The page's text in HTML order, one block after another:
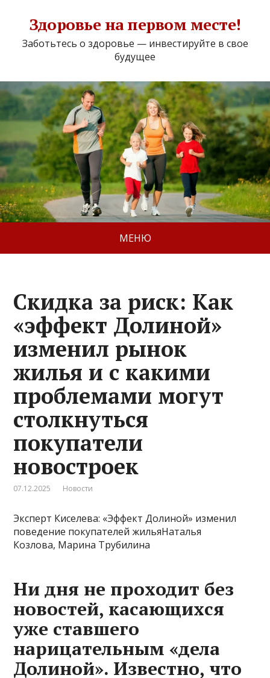
Здоровье на первом месте!
Заботьтесь о здоровье — инвестируйте в свое
будущее
МЕНЮ
Скидка за риск: Как
«эффект Долиной»
изменил рынок
жилья и с какими
проблемами могут
столкнуться
покупатели
новостроек
07.12.2025 Новости
Эксперт Киселева: «Эффект Долиной» изменил
поведение покупателей жильяНаталья
Козлова, Марина Трубилина
Ни дня не проходит без
новостей, касающихся
уже ставшего
нарицательным «дела
Долиной». Известно, что